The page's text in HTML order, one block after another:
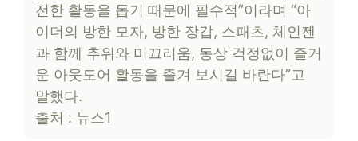
전한 활동을 돕기 때문에 필수적”이라며 “아
이더의 방한 모자, 방한 장갑, 스패츠, 체인젠
과 함께 추위와 미끄러움, 동상 걱정없이 즐거
운 아웃도어 활동을 즐겨 보시길 바란다”고
말했다.
출처 : 뉴스1